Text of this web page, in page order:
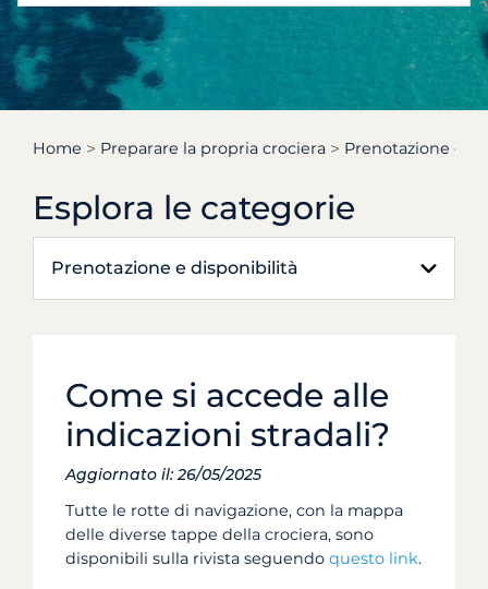
Home Preparare la propria crociera Prenotazione e
Esplora le categorie
Prenotazione e disponibilità
Come si accede alle
indicazioni stradali?
Aggiornato il: 26/05/2025
Tutte le rotte di navigazione, con la mappa
delle diverse tappe della crociera, sono
disponibili sulla rivista seguendo questo link.